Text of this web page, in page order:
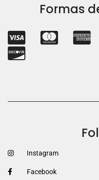
Formas
Instagram
Facebook